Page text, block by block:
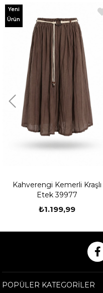
Kahverengi Kemerli Kraşlı
Etek 39977
₺1.199,99
Yeni
Ürün
POPÜLER KATEGORİLER